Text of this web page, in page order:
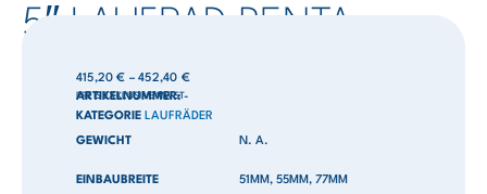
5″ LAUFRAD PENTA
415,20€ –452,40 €
PREIS EXKLUSIVE MWST
ARTIKELNUMMER:-
KATEGORIE LAUFRÄDER
GEWICHT N. A.
EINBAUBREITE 51MM, 55MM, 77MM